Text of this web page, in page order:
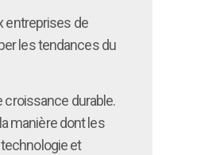
entreprises de
les tendances du
croissance durable.
manière dont les
et